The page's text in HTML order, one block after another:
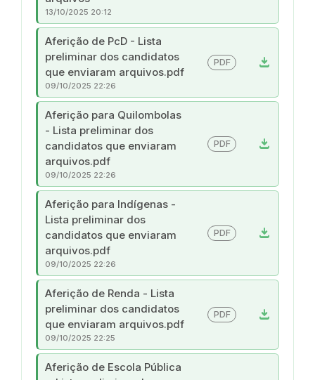
13/10/2025 20:12
Aferição de PcD - Lista
preliminar dos candidatos
que enviaram arquivos.pdf
download
PDF
09/10/2025 22:26
Aferição para Quilombolas
- Lista preliminar dos
candidatos que enviaram
arquivos.pdf
download
PDF
09/10/2025 22:26
Aferição para Indígenas -
Lista preliminar dos
candidatos que enviaram
arquivos.pdf
download
PDF
09/10/2025 22:26
Aferição de Renda - Lista
preliminar dos candidatos
que enviaram arquivos.pdf
download
PDF
09/10/2025 22:25
Aferição de Escola Pública